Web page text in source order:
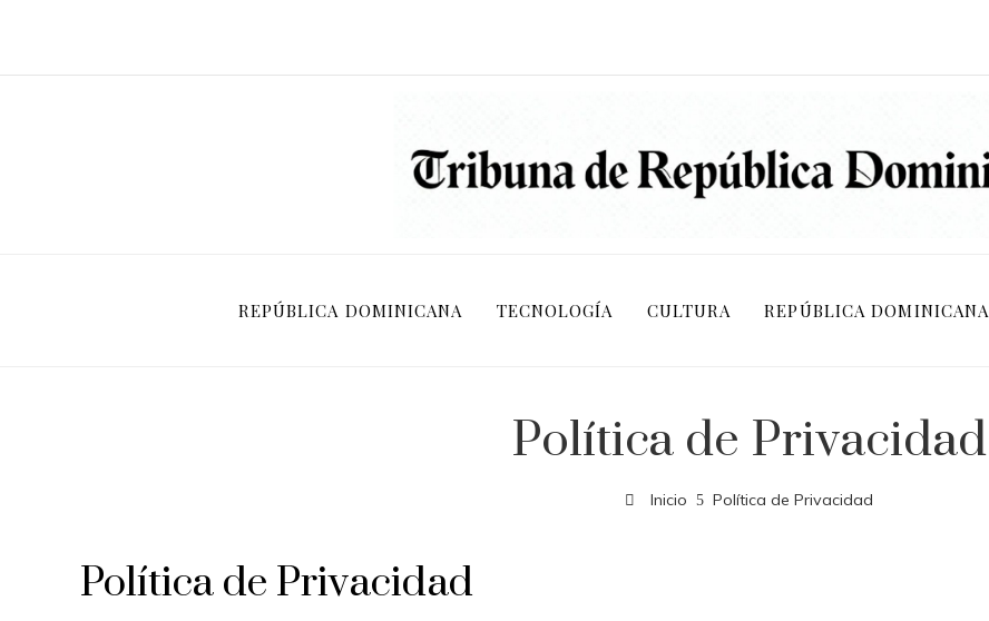
REPÚBLICA DOMINICANA TECNOLOGÍA CULTURA REPÚBLICA DOMINICANA
Política de Privacidad
Inicio Política de Privacidad
Política de Privacidad